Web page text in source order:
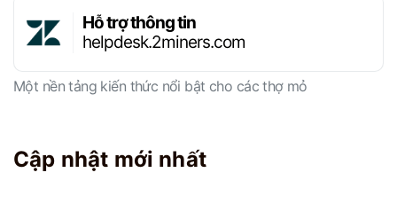
Hỗ trợ thông tin
helpdesk.2miners.com
Một nền tảng kiến ​​thức nổi bật cho các thợ mỏ
Cập nhật mới nhất